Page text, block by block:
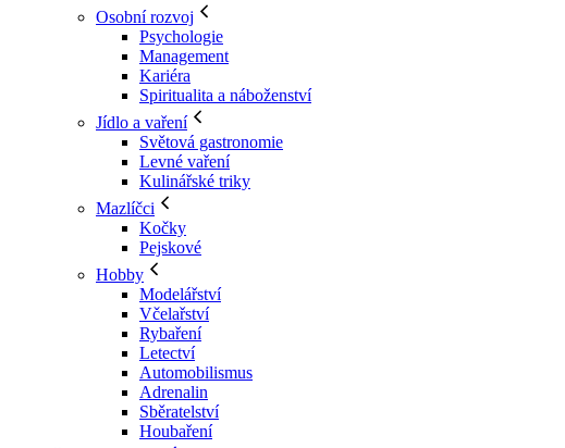
Osobní rozvoj
Psychologie
Management
Kariéra
Spiritualita a náboženství
Jídlo a vaření
Světová gastronomie
Levné vaření
Kulinářské triky
Mazlíčci
Kočky
Pejskové
Hobby
Modelářství
Včelařství
Rybaření
Letectví
Automobilismus
Adrenalin
Sběratelství
Houbaření